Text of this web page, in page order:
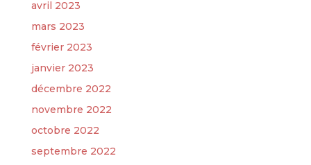
avril 2023
mars 2023
février 2023
janvier 2023
décembre 2022
novembre 2022
octobre 2022
septembre 2022